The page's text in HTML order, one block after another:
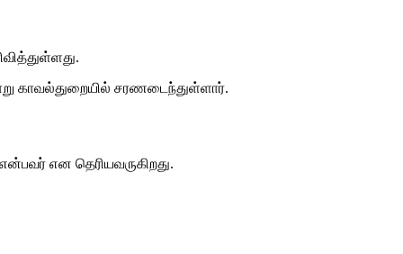
காவல்துறையில் சரணடைந்துள்ளார்.
என தெரியவருகிறது.